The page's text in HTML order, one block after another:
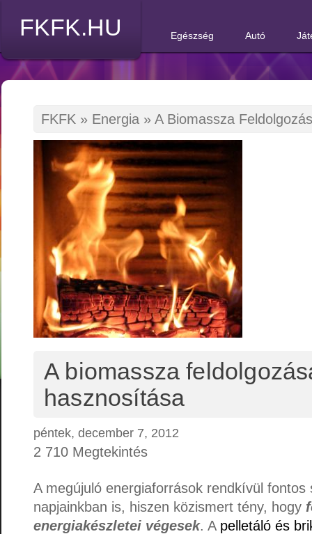
FKFK.HU Egészség Autó
FKFK » Energia » A Biomassza
A biomassza
hasznosítása
péntek, december 7, 2012
2 710 Megtekintés
A megújuló energiaforrások rendkívül fontos
napjainkban is, hiszen közismert tény, hogy
energiakészletei végesek. A pelletáló és